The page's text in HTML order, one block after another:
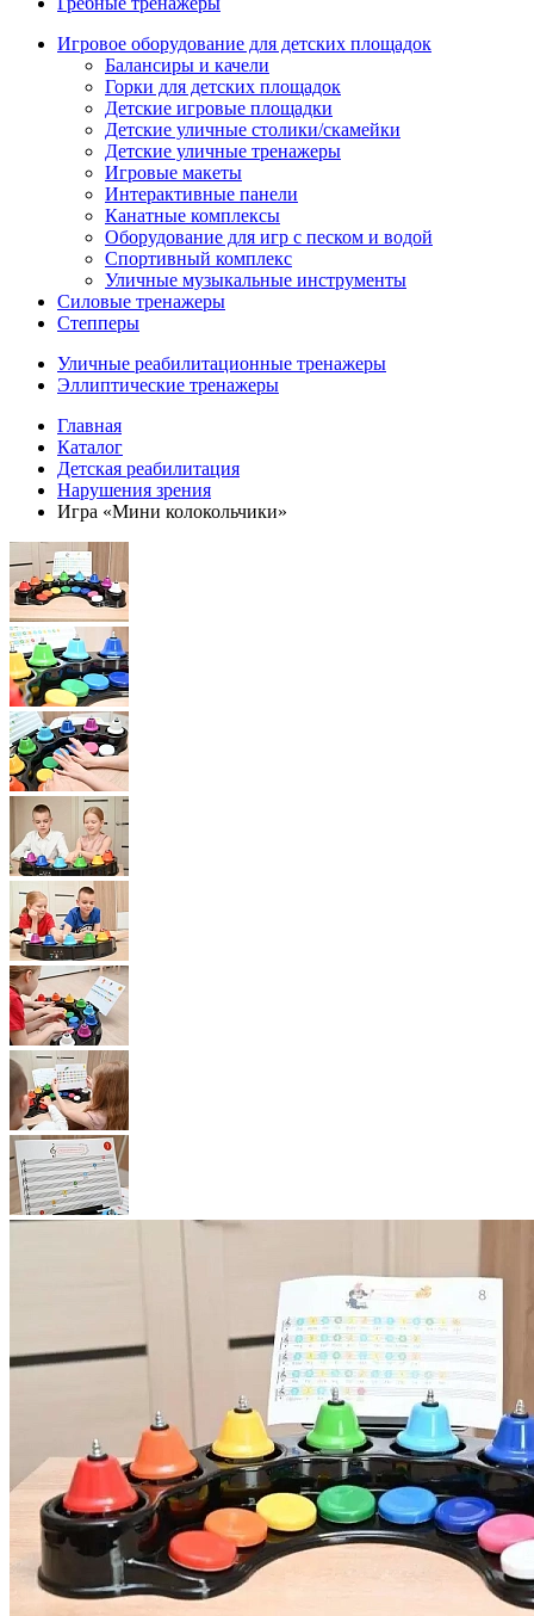
Игровое оборудование для детских площадок
Балансиры и качели
Горки для детских площадок
Детские игровые площадки
Детские уличные столики/скамейки
Детские уличные тренажеры
Игровые макеты
Интерактивные панели
Канатные комплексы
Оборудование для игр с песком и водой
Спортивный комплекс
Уличные музыкальные инструменты
Силовые тренажеры
Степперы
Уличные реабилитационные тренажеры
Эллиптические тренажеры
Главная
Каталог
Детская реабилитация
Нарушения зрения
Игра «Мини колокольчики»